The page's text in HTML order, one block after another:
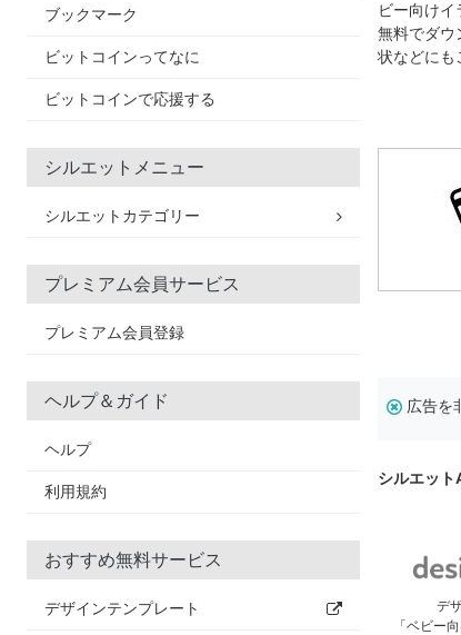
ブックマーク
ビットコインってなに
ビットコインで応援する
シルエットメニュー
シルエットカテゴリー
プレミアム会員サービス
プレミアム会員登録
ヘルプ＆ガイド
ヘルプ
利用規約
おすすめ無料サービス
デザインテンプレート
ビー向け
無料でダウ
状などにも
広告を
シルエット
デ
「ベビー